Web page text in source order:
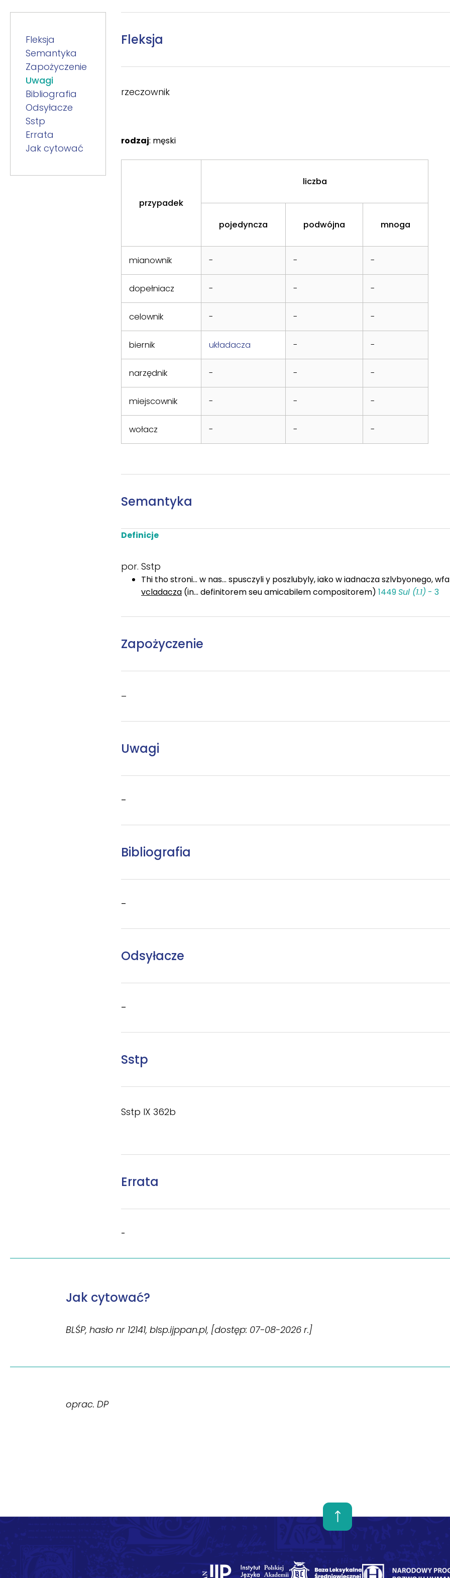
Fleksja
Semantyka
Zapożyczenie
Uwagi
Bibliografia
Odsyłacze
Sstp
Errata
Jak cytować
Fleksja
rzeczownik
rodzaj: męski
przypadek
liczba
pojedyncza podwójna mnoga
mianownik - - -
dopełniacz - - -
celownik - - -
biernik układacza - -
narzędnik - - -
miejscownik - - -
wołacz - - -
Semantyka
Definicje
por. Sstp
Thi tho stroni... w nas... spusczyli y poszlubyly, iako w iadnacza szlvbyonego,
vcladacza (in... definitorem seu amicabilem compositorem)1449Sul (1.1) - 3
Zapożyczenie
–
Uwagi
–
Bibliografia
–
Odsyłacze
–
Sstp
Sstp IX 362b
Errata
-
Jak cytować?
BLŚP, hasło nr 12141, blsp.ijppan.pl, [dostęp: 07-08-2026 r.]
oprac. DP